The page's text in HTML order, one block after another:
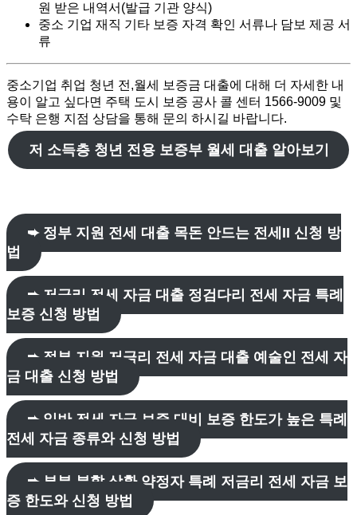
원 받은 내역서(발급 기관 양식)
중소 기업 재직 기타 보증 자격 확인 서류나 담보 제공 서
류
중소기업 취업 청년 전,월세 보증금 대출에 대해 더 자세한 내
용이 알고 싶다면 주택 도시 보증 공사 콜 센터 1566-9009 및
수탁 은행 지점 상담을 통해 문의 하시길 바랍니다.
저 소득층 청년 전용 보증부 월세 대출 알아보기
➨ 정부 지원 전세 대출 목돈 안드는 전세II 신청 방
법
➨ 저금리 전세 자금 대출 정검다리 전세 자금 특례
보증 신청 방법
➨ 정부 지원 저금리 전세 자금 대출 예술인 전세 자
금 대출 신청 방법
➨ 일반 전세 자금 보증 대비 보증 한도가 높은 특례
전세 자금 종류와 신청 방법
➨ 부분 분할 상환 약정자 특례 저금리 전세 자금 보
증 한도와 신청 방법